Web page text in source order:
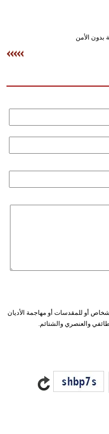
وتكنولوجيا
بدون الأمن
أو للمقدسات أو مهاجمة الأديان
والعنصري والشتائم.